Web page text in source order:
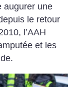
augurer une
le retour
l’AAH
et les